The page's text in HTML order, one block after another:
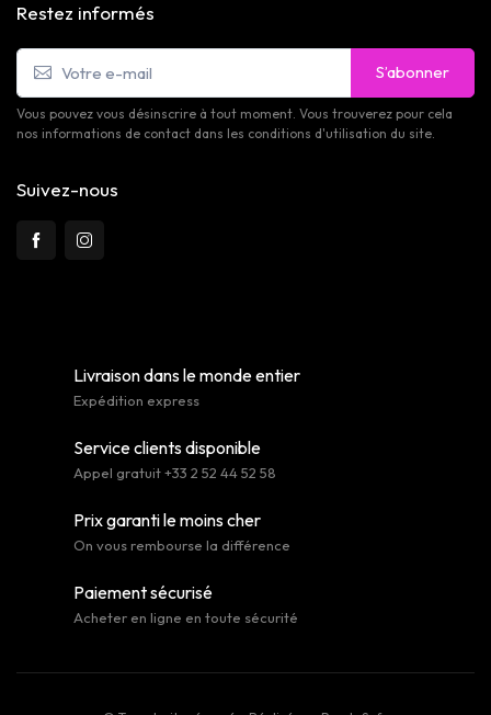
Restez informés
S’abonner
Vous pouvez vous désinscrire à tout moment. Vous trouverez pour cela
nos informations de contact dans les conditions d'utilisation du site.
Suivez-nous
Livraison dans le monde entier
Expédition express
Service clients disponible
Appel gratuit +33 2 52 44 52 58
Prix garanti le moins cher
On vous rembourse la différence
Paiement sécurisé
Acheter en ligne en toute sécurité